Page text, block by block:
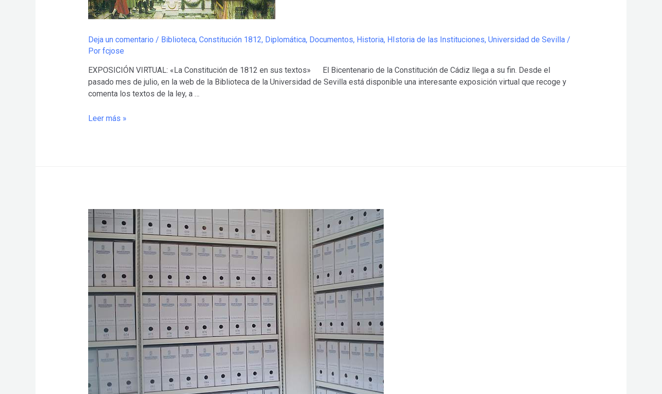
Deja un comentario / Biblioteca, Constitución 1812, Diplomática, Documentos, Historia, HIstoria de las Instituciones, Universidad de Sevilla/
Por fcjose
EXPOSICIÓN VIRTUAL: «La Constitución de 1812 en sus textos» El Bicentenario de la Constitución de Cádiz llega a su fin. Desde el
pasado mes de julio, en la web de la Biblioteca de la Universidad de Sevilla está disponible una interesante exposición virtual que recoge y
comenta los textos de la ley, a …
Leer más »